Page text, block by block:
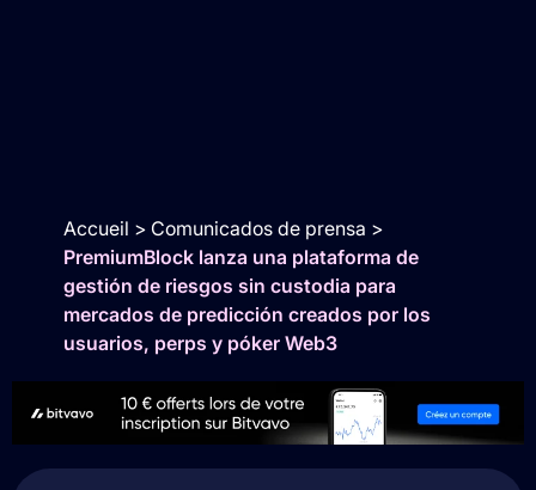
Accueil > Comunicados de prensa >
PremiumBlock lanza una plataforma de
gestión de riesgos sin custodia para
mercados de predicción creados por los
usuarios, perps y póker Web3